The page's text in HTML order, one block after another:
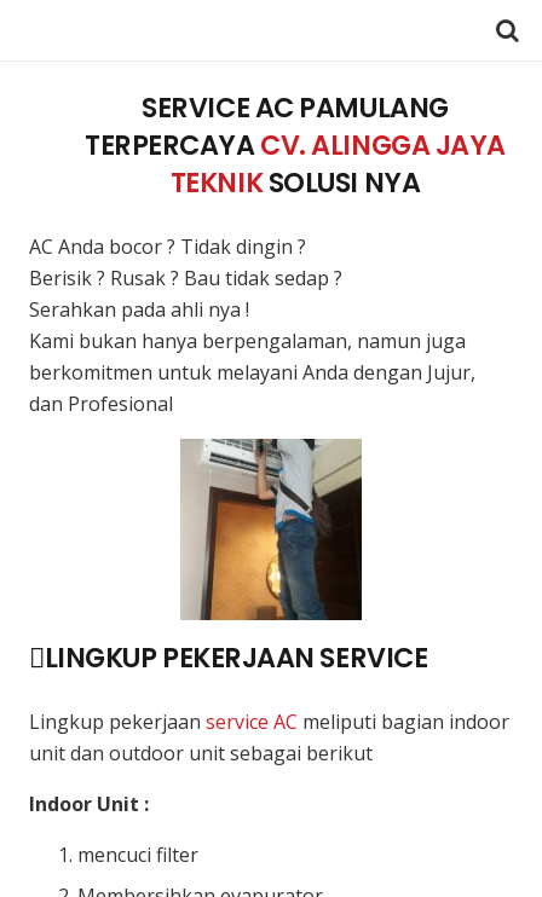
SERVICE AC PAMULANG
TERPERCAYACV. ALINGGA JAYA
TEKNIKSOLUSI NYA
AC Anda bocor ? Tidak dingin ?
Berisik ? Rusak ? Bau tidak sedap ?
Serahkan pada ahli nya !
Kami bukan hanya berpengalaman, namun juga
berkomitmen untuk melayani Anda dengan Jujur,
dan Profesional
LINGKUP PEKERJAAN SERVICE
Lingkup pekerjaan service AC meliputi bagian indoor
unit dan outdoor unit sebagai berikut
Indoor Unit :
mencuci filter